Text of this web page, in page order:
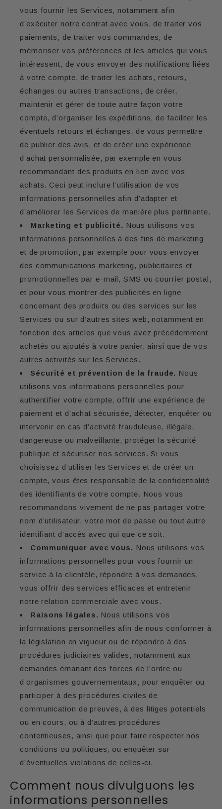
vous fournir les Services, notamment afin
d’exécuter notre contrat avec vous, de traiter vos
paiements, de traiter vos commandes, de
mémoriser vos préférences et les articles qui vous
intéressent, de vous envoyer des notifications liées
à votre compte, de traiter les achats, retours,
échanges ou autres transactions, de créer,
maintenir et gérer de toute autre façon votre
compte, d’organiser les expéditions, de faciliter les
éventuels retours et échanges, de vous permettre
de publier des avis, et de créer une expérience
d’achat personnalisée, par exemple en vous
recommandant des produits en lien avec vos
achats. Ceci peut inclure l’utilisation de vos
informations personnelles afin d’adapter et
d’améliorer les Services de manière plus pertinente.
Marketing et publicité. Nous utilisons vos
informations personnelles à des fins de marketing
et de promotion, par exemple pour vous envoyer
des communications marketing, publicitaires et
promotionnelles par e-mail, SMS ou courrier postal,
et pour vous montrer des publicités en ligne
concernant des produits ou des services sur les
Services ou sur d’autres sites web, notamment en
fonction des articles que vous avez précédemment
achetés ou ajoutés à votre panier, ainsi que de vos
autres activités sur les Services.
Sécurité et prévention de la fraude. Nous
utilisons vos informations personnelles pour
authentifier votre compte, offrir une expérience de
paiement et d’achat sécurisée, détecter, enquêter ou
intervenir en cas d’activité frauduleuse, illégale,
dangereuse ou malveillante, protéger la sécurité
publique et sécuriser nos services. Si vous
choisissez d’utiliser les Services et de créer un
compte, vous êtes responsable de la confidentialité
des identifiants de votre compte. Nous vous
recommandons vivement de ne pas partager votre
nom d’utilisateur, votre mot de passe ou tout autre
identifiant d’accès avec qui que ce soit.
Communiquer avec vous. Nous utilisons vos
informations personnelles pour vous fournir un
service à la clientèle, répondre à vos demandes,
vous offrir des services efficaces et entretenir
notre relation commerciale avec vous.
Raisons légales. Nous utilisons vos
informations personnelles afin de nous conformer à
la législation en vigueur ou de répondre à des
procédures judiciaires valides, notamment aux
demandes émanant des forces de l’ordre ou
d’organismes gouvernementaux, pour enquêter ou
participer à des procédures civiles de
communication de preuves, à des litiges potentiels
ou en cours, ou à d’autres procédures
contentieuses, ainsi que pour faire respecter nos
conditions ou politiques, ou enquêter sur
d’éventuelles violations de celles-ci.
Comment nous divulguons les
informations personnelles